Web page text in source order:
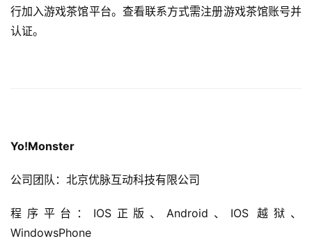
行加入游戏茶馆平台。查看联系方式需注册游戏茶馆账号并
认证。
Yo!Monster
公司团队：北京优脉互动科技有限公司
程序平台：IOS正版、Android、IOS 越狱、
WindowsPhone